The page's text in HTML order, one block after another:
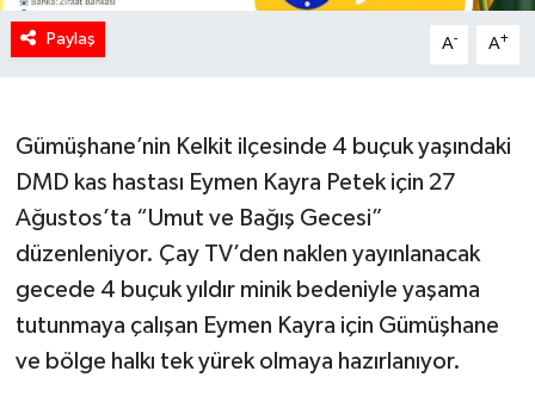
Paylaş A- A+
Gümüşhane’nin Kelkit ilçesinde 4 buçuk yaşındaki
DMD kas hastası Eymen Kayra Petek için 27
Ağustos’ta “Umut ve Bağış Gecesi”
düzenleniyor. Çay TV’den naklen yayınlanacak
gecede 4 buçuk yıldır minik bedeniyle yaşama
tutunmaya çalışan Eymen Kayra için Gümüşhane
ve bölge halkı tek yürek olmaya hazırlanıyor.